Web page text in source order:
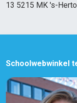
13 5215 MK 's-
Schoolwebwinkel